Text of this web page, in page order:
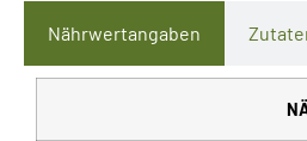
Nährwertangaben